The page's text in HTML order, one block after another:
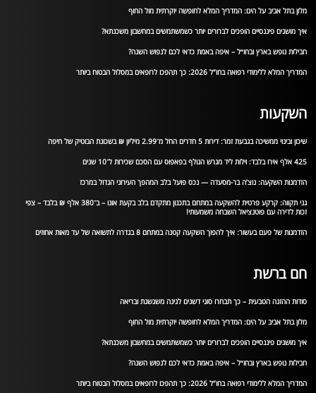
מלון בתל אביב על הים: המדריך המלא לחופשה יוקרתית מול החוף
איך מושגים פיננסיים הופכים לברורים יותר כשמשתמשים במחשבון משכנתא?
חבילות נופש בארץ ובחו״ל – איפה באמת כדאי לכם לנפוש השנה?
המדריך המלא ללימודי רפואה בחו”ל 2026: כך תהפכו לרופאים במסלול הבטוח ביותר
השקעות
שיכון ובינוי ממשיכה בגבעת זמר: דירות 5 חדרים החל מ־2.99 מיליון ₪ בשכונת הבוטיק של חיפה
425 אלף אירו בלבד: וילות ליד מגרש הגולף בפאפוס עם הסכם שכירות ל־10 שנים
הזדמנות השקעה: נוצ’ה בר-מסעדה — נכס פועל בלב המהפך העירוני הגדול במרכז
גני תקווה: קרקע פרטית להשקעה במתחם בתכנון מתקדם בלב בקעת אונו – ב־380 אלף ₪ בלבד – צפי
זכות לדירה עם פוטנציאל השבחה משמעותי!
הזדמנות של פעם בעשור: איך להפוך השקעה קטנה במתחם 8 בגדרה לתשואה של עד מאות אחוזים
חם ברשת
סודות ההזנה הטבעית – כך תבחרו סוגי דשנים לגינה משגשגת ובריאה
מלון בתל אביב על הים: המדריך המלא לחופשה יוקרתית מול החוף
איך מושגים פיננסיים הופכים לברורים יותר כשמשתמשים במחשבון משכנתא?
חבילות נופש בארץ ובחו״ל – איפה באמת כדאי לכם לנפוש השנה?
המדריך המלא ללימודי רפואה בחו”ל 2026: כך תהפכו לרופאים במסלול הבטוח ביותר